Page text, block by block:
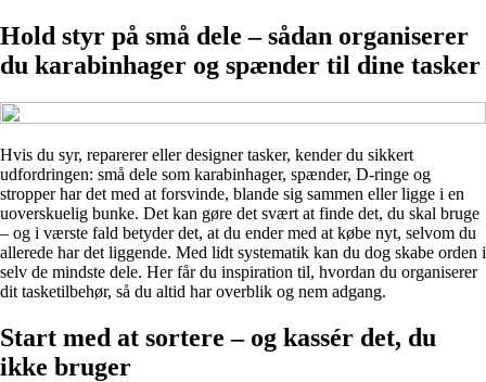
Hold styr på små dele – sådan organiserer
du karabinhager og spænder til dine tasker
Hvis du syr, reparerer eller designer tasker, kender du sikkert
udfordringen: små dele som karabinhager, spænder, D-ringe og
stropper har det med at forsvinde, blande sig sammen eller ligge i en
uoverskuelig bunke. Det kan gøre det svært at finde det, du skal bruge
– og i værste fald betyder det, at du ender med at købe nyt, selvom du
allerede har det liggende. Med lidt systematik kan du dog skabe orden i
selv de mindste dele. Her får du inspiration til, hvordan du organiserer
dit tasketilbehør, så du altid har overblik og nem adgang.
Start med at sortere – og kassér det, du
ikke bruger